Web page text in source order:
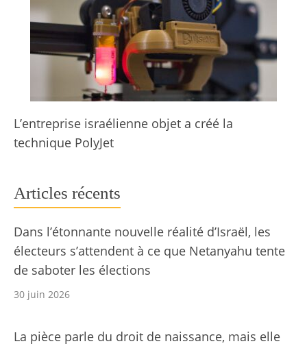
L’entreprise israélienne objet a créé la
technique PolyJet
Articles récents
Dans l’étonnante nouvelle réalité d’Israël, les
électeurs s’attendent à ce que Netanyahu tente
de saboter les élections
30 juin 2026
La pièce parle du droit de naissance, mais elle